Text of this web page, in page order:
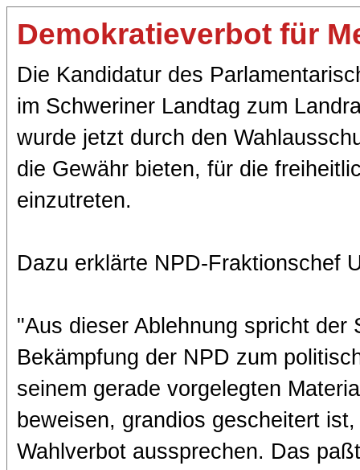
Demokratieverbot für
Die Kandidatur des
im Schweriner Landtag zum
wurde jetzt durch den
die Gewähr bieten, für die
einzutreten.
Dazu erklärte NPD-Fraktionschef
"Aus dieser Ablehnung spricht
Bekämpfung der NPD zum
seinem gerade vorgelegten
beweisen, grandios gescheitert
Wahlverbot aussprechen. Das